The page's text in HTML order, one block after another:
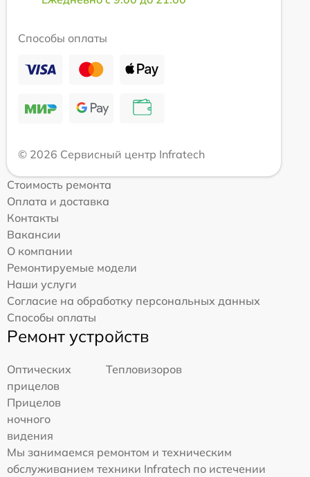
Способы оплаты
© 2026 Сервисный центр Infratech
Стоимость ремонта
Оплата и доставка
Контакты
Вакансии
О компании
Ремонтируемые модели
Наши услуги
Согласие на обработку персональных данных
Способы оплаты
Ремонт устройств
Оптических
прицелов
Тепловизоров
Прицелов
ночного
видения
Мы занимаемся ремонтом и техническим
обслуживанием техники Infratech по истечении